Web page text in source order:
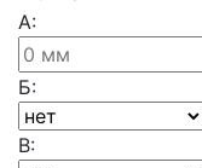
А:
Б:
В: